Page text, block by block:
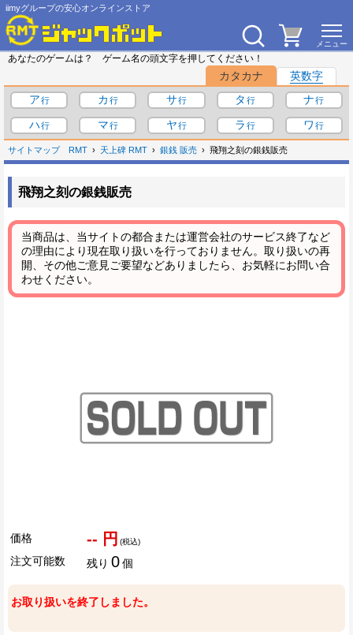
iimyグループの安心オンラインストア
あなたのゲームは？ ゲーム名の頭文字を押してください！
カタカナ
英数字
ア
カ サ タ
ナ
ハ
マ ヤ ラ ワ
サイトマップ RMT 天上碑 RMT 銀銭 販売 飛翔之刻の銀銭販売
飛翔之刻の銀銭販売
当商品は、当サイトの都合または運営会社のサービス終了など
の理由により現在取り扱いを行っておりません。取り扱いの再
開、その他ご意見ご要望などありましたら、お気軽にお問い合
わせください。
価格 -- 円 (税込)
注文可能数 残り 0個
お取り扱いを終了しました。